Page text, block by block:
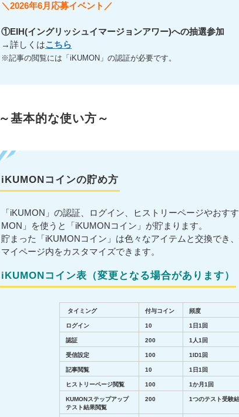
＼2026年6月応募イベント／
①EIH(イングリッシュイマージョンアワー)への抽選参加
→詳しくはこちら
※記事の閲覧には「iKUMON」の認証が必要です。
～基本的な使い方～
iKUMONコインの貯め方
「iKUMON」の認証、ログイン、ヒストリーページやおす
MON」を使うと「iKUMONコイン」が貯まります。
貯まった「iKUMONコイン」は色々なアイテムと交換でき
マイページ内をカスタマイズできます。
iKUMONコイン表（変更となる場合があります）
タイミング 付与コイン 頻度
ログイン 10 1日1回
認証 200 1人1回
受信設定 100 1ID1回
記事閲覧 10 1日1回
ヒストリーページ閲覧 100 1か月1回
KUMONステップアップ
テスト結果閲覧
200 1つのテスト受験